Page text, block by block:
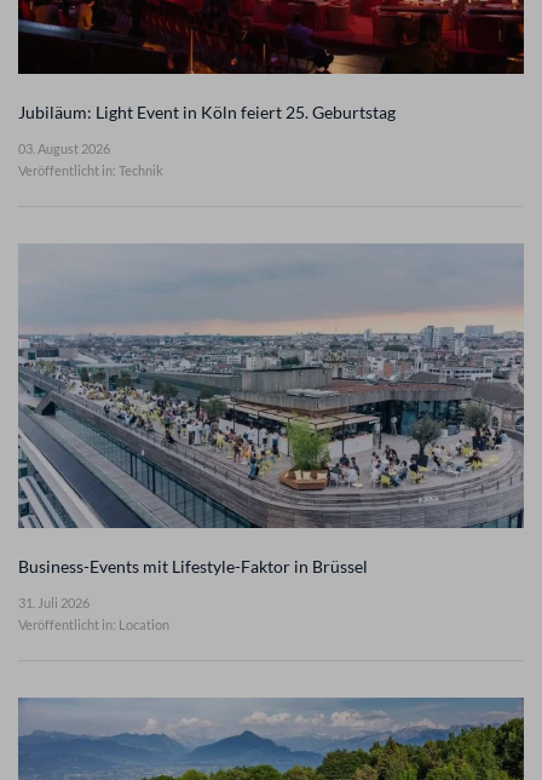
Jubiläum: Light Event in Köln feiert 25. Geburtstag
03. August 2026
Veröffentlicht in: Technik
Business-Events mit Lifestyle-Faktor in Brüssel
31. Juli 2026
Veröffentlicht in: Location